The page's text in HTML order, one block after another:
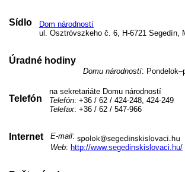
Sídlo
Dom národností
ul. Osztróvszkeho č. 6, H-6721 Segedín,
Úradné hodiny
Domu národností:
Telefón
na sekretariáte Domu národností
Telefón: +36 / 62 / 424-248, 424-249
Telefax: +36 / 62 / 547-966
Internet E-mail:
Web: http://www.segedinskislovaci.hu/